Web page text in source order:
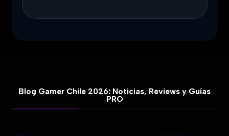
Blog Gamer Chile 2026: Noticias, Reviews y Guías
PRO